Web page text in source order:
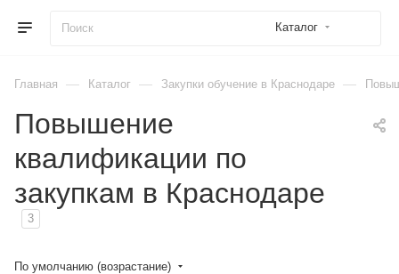
Каталог
Главная — Каталог — Закупки обучение в Краснодаре —
Повышение
квалификации по
закупкам в Краснодаре
3
По умолчанию (возрастание)